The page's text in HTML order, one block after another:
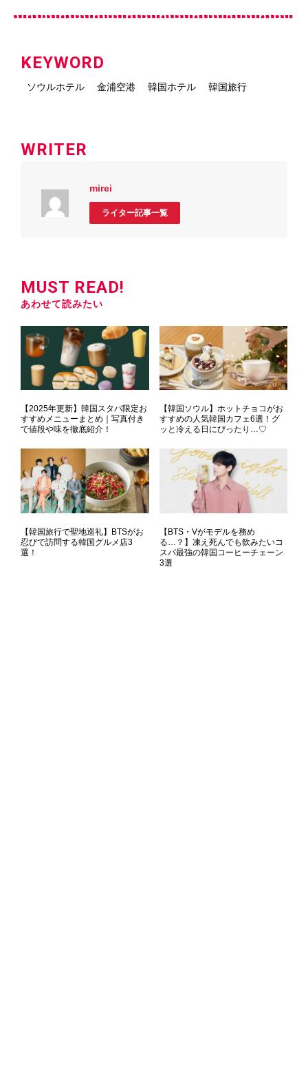
KEYWORD
ソウルホテル 金浦空港 韓国ホテル 韓国旅行
WRITER
mirei
ライター記事一覧
MUST READ!
あわせて読みたい
【2025年更新】韓国スタバ限定お
すすめメニューまとめ｜写真付き
で値段や味を徹底紹介！
【韓国ソウル】ホットチョコがお
すすめの人気韓国カフェ6選！グ
ッと冷える日にぴったり…♡
【韓国旅行で聖地巡礼】BTSがお
忍びで訪問する韓国グルメ店3
選！
【BTS・Vがモデルを務め
る…？】凍え死んでも飲みたいコ
スパ最強の韓国コーヒーチェーン
3選